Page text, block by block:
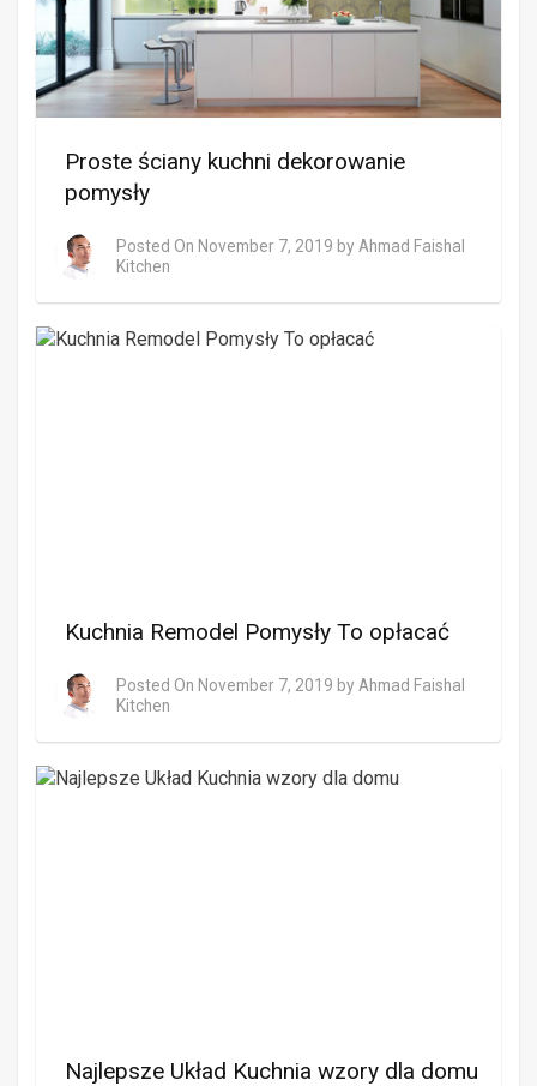
Proste ściany kuchni dekorowanie
pomysły
Posted On November 7, 2019 by Ahmad Faishal
Kitchen
Kuchnia Remodel Pomysły To opłacać
Posted On November 7, 2019 by Ahmad Faishal
Kitchen
Najlepsze Układ Kuchnia wzory dla domu